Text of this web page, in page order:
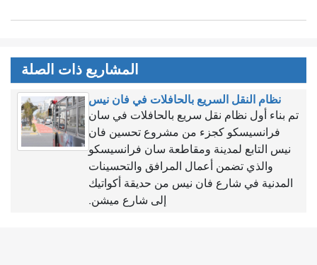
المشاريع ذات الصلة
نظام النقل السريع بالحافلات في فان نيس
تم بناء أول نظام نقل سريع بالحافلات في سان
فرانسيسكو كجزء من مشروع تحسين فان
نيس التابع لمدينة ومقاطعة سان فرانسيسكو
والذي تضمن أعمال المرافق والتحسينات
المدنية في شارع فان نيس من حديقة أكواتيك
إلى شارع ميشن.